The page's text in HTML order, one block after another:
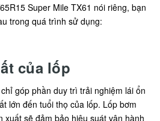
Super Mile TX61 nói riêng, bạn
trong quá trình sử dụng:
của lốp
góp phần duy trì trải nghiệm lái ổn
lớn đến tuổi thọ của lốp. Lốp bơm
xuất sẽ đảm bảo hiệu suát vận hành